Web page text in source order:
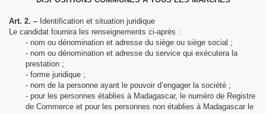
Art. 2. – Identification et situation juridique
Le candidat fournira les renseignements ci-après :
- nom ou dénomination et adresse du siège ou siège social ;
- nom ou dénomination et adresse du service qui exécutera la
prestation ;
- forme juridique ;
- nom de la personne ayant le pouvoir d’engager la société ;
- pour les personnes établies à Madagascar, le numéro de Registre
de Commerce et pour les personnes non établies à Madagascar le